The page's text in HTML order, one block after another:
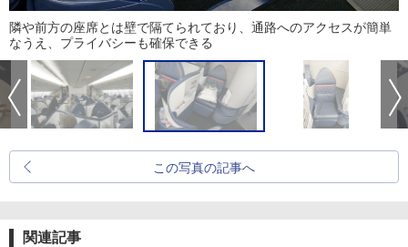
隣や前方の座席とは壁で隔てられており、通路へのアクセスが簡単
なうえ、プライバシーも確保できる
この写真の記事へ
関連記事